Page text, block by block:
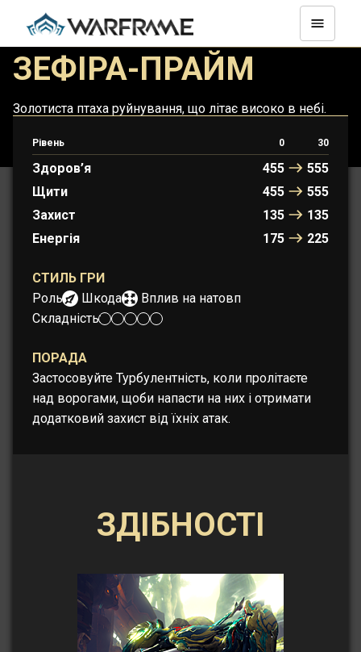
ЗЕФІРА-ПРАЙМ
Золотиста птаха руйнування, що літає високо в небі.
Рівень 0 30
Здоров’я 455
555
Щити
455
555
Захист
135
135
Енергія
175 225
СТИЛЬ ГРИ
Роль:
Шкода
Вплив на натовп
Складність:
ПОРАДА
Застосовуйте Турбулентність, коли пролітаєте
над ворогами, щоби напасти на них і отримати
додатковий захист від їхніх атак.
ЗДІБНОСТІ